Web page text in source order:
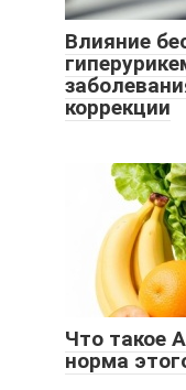
Влияние
коррекции
Что такое
норма